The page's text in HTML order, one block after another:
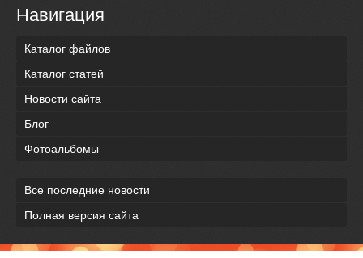
Навигация
Каталог файлов
Каталог статей
Новости сайта
Блог
Фотоальбомы
Все последние новости
Полная версия сайта